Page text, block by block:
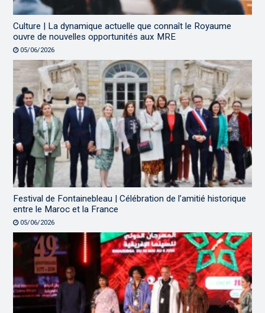
Culture | La dynamique actuelle que connaît le Royaume
ouvre de nouvelles opportunités aux MRE
05/06/2026
Festival de Fontainebleau | Célébration de l’amitié historique
entre le Maroc et la France
05/06/2026